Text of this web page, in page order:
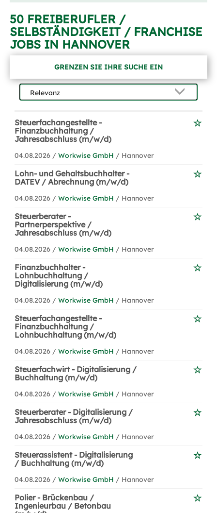
50 FREIBERUFLER /
SELBSTÄNDIGKEIT / FRANCHISE
JOBS IN HANNOVER
GRENZEN SIE IHRE SUCHE EIN
Steuerfachangestellte -
Finanzbuchhaltung /
Jahresabschluss (m/w/d)
04.08.2026 / Workwise GmbH / Hannover
Lohn- und Gehaltsbuchhalter -
DATEV / Abrechnung (m/w/d)
04.08.2026 / Workwise GmbH / Hannover
Steuerberater -
Partnerperspektive /
Jahresabschluss (m/w/d)
04.08.2026 / Workwise GmbH / Hannover
Finanzbuchhalter -
Lohnbuchhaltung /
Digitalisierung (m/w/d)
04.08.2026 / Workwise GmbH / Hannover
Steuerfachangestellte -
Finanzbuchhaltung /
Lohnbuchhaltung (m/w/d)
04.08.2026 / Workwise GmbH / Hannover
Steuerfachwirt - Digitalisierung /
Buchhaltung (m/w/d)
04.08.2026 / Workwise GmbH / Hannover
Steuerberater - Digitalisierung /
Jahresabschluss (m/w/d)
04.08.2026 / Workwise GmbH / Hannover
Steuerassistent - Digitalisierung
/ Buchhaltung (m/w/d)
04.08.2026 / Workwise GmbH / Hannover
Polier - Brückenbau /
Ingenieurbau / Betonbau